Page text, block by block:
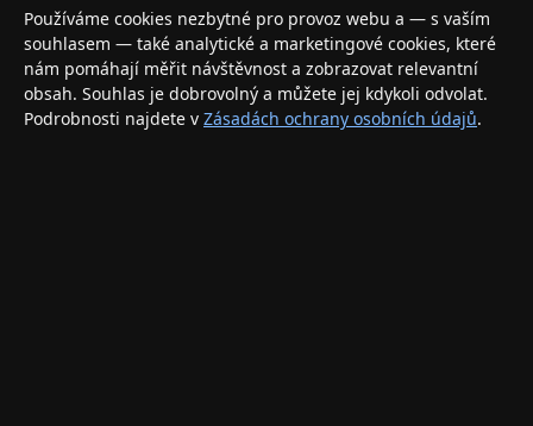
Váš specializovaný obchod s Apple produkty, příslušenstvím a
elektronikou. Nakupujte bezpečně a s jistotou.
INFORMACE
Doprava a doručení
Používáme cookies nezbytné pro provoz webu a — s vaším
souhlasem — také analytické a marketingové cookies, které
nám pomáhají měřit návštěvnost a zobrazovat relevantní
obsah. Souhlas je dobrovolný a můžete jej kdykoli odvolat.
Podrobnosti najdete v Zásadách ochrany osobních údajů.